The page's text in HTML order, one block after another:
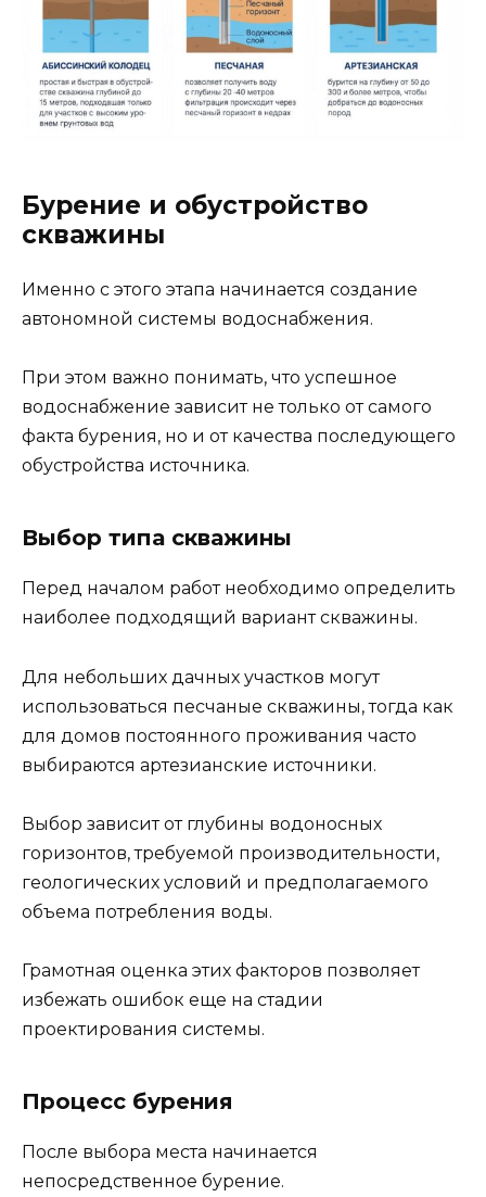
Бурение и обустройство
скважины
Именно с этого этапа начинается создание
автономной системы водоснабжения.
При этом важно понимать, что успешное
водоснабжение зависит не только от самого
факта бурения, но и от качества последующего
обустройства источника.
Выбор типа скважины
Перед началом работ необходимо определить
наиболее подходящий вариант скважины.
Для небольших дачных участков могут
использоваться песчаные скважины, тогда как
для домов постоянного проживания часто
выбираются артезианские источники.
Выбор зависит от глубины водоносных
горизонтов, требуемой производительности,
геологических условий и предполагаемого
объема потребления воды.
Грамотная оценка этих факторов позволяет
избежать ошибок еще на стадии
проектирования системы.
Процесс бурения
После выбора места начинается
непосредственное бурение.